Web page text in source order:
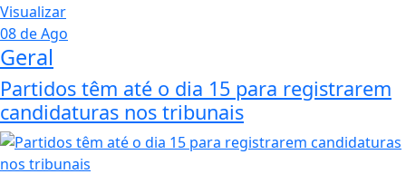
Visualizar
08 de Ago
Geral
Partidos têm até o dia 15 para registrarem
candidaturas nos tribunais